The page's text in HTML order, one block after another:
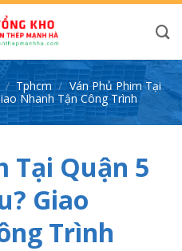
/ Tphcm / Ván Phủ Phim Tại
Nhanh Tận Công Trình
Tại Quận 5
Giao
Trình